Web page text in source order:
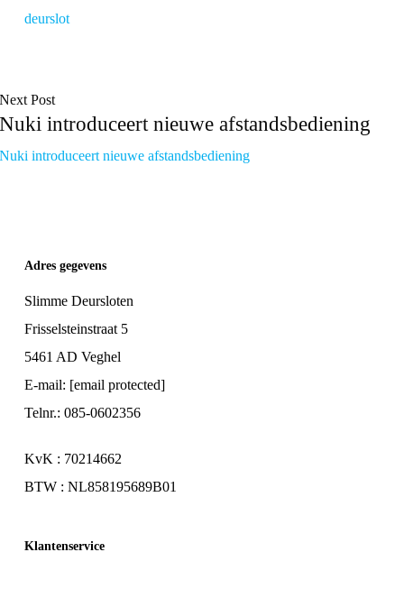
deurslot
Post
introduceert nieuwe afstandsbediening
introduceert nieuwe afstandsbediening
Adres gegevens
Slimme Deursloten
Frisselsteinstraat 5
5461 AD Veghel
E-mail: [email protected]
Telnr.: 085-0602356
KvK : 70214662
BTW : NL858195689B01
Klantenservice